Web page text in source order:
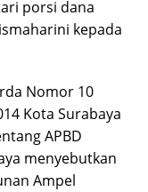
porsi dana
kepada
Nomor 10
Kota Surabaya
APBD
menyebutkan
Ampel